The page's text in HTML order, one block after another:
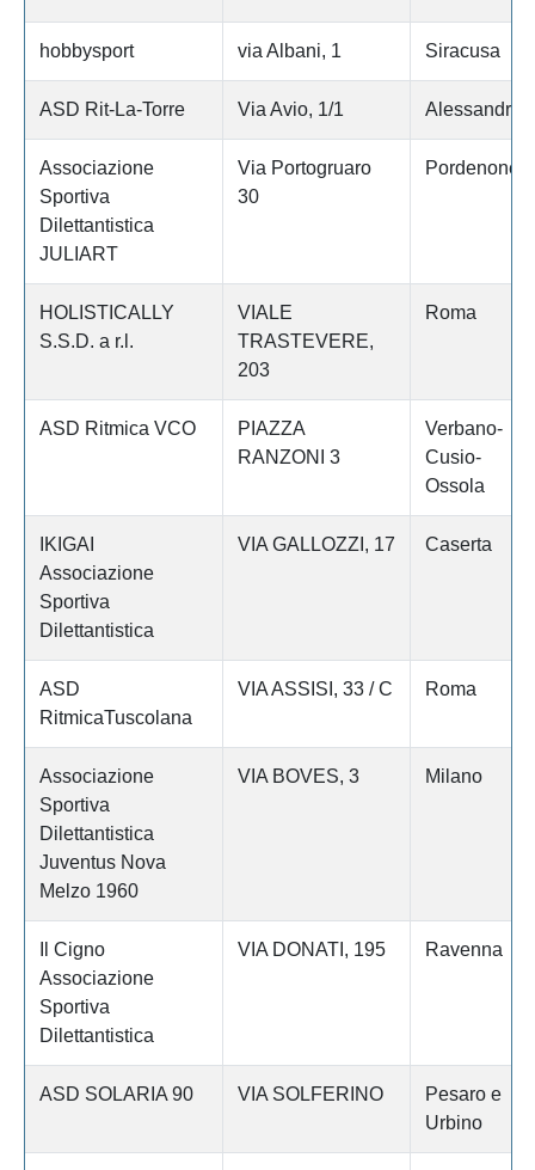
hobbysport via Albani, 1 Siracusa
ASD Rit-La-Torre Via Avio, 1/1 Alessandria
Associazione
Sportiva
Dilettantistica
JULIART
Via Portogruaro
30
Pordenone
HOLISTICALLY
S.S.D. a r.l.
VIALE
TRASTEVERE,
203
Roma
ASD Ritmica VCO
PIAZZA
RANZONI 3
Verbano-
Cusio-
Ossola
IKIGAI
Associazione
Sportiva
Dilettantistica
VIA GALLOZZI, 17 Caserta
ASD
RitmicaTuscolana
VIA ASSISI, 33 / C Roma
Associazione
Sportiva
Dilettantistica
Juventus Nova
Melzo 1960
VIA BOVES, 3 Milano
Il Cigno
Associazione
Sportiva
Dilettantistica
VIA DONATI, 195 Ravenna
ASD SOLARIA 90 VIA SOLFERINO
Pesaro e
Urbino